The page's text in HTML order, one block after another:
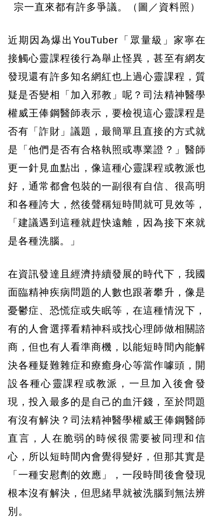
宗一直來都有許多爭議。（圖／資料照）
近期因為爆出YouTuber「眾量級」家寧在
接觸心靈課程後行為舉止怪異，甚至有網友
發現還有許多知名網紅也上過心靈課程，質
疑是否變相「加入邪教」呢？司法精神醫學
權威王俸鋼醫師表示，要檢視這心靈課程是
否有「詐財」議題，最簡單且直接的方式就
是「他們是否有合格執照或專業證？」醫師
更一針見血點出，像這種心靈課程或教派也
好，通常都會包裝的一副很有自信、很高明
和各種誇大，然後聲稱短時間就可見效等，
「建議遇到這種就趕快遠離，因為接下來就
是各種洗腦。」
在資訊發達且經濟持續發展的時代下，我國
面臨精神疾病問題的人數也跟著攀升，像是
憂鬱症、恐慌症或失眠等，在這種情況下，
有的人會選擇看精神科或找心理師做相關諮
商，但也有人看準商機，以能短時間內能解
決各種疑難雜症和療癒身心等當作噱頭，開
設各種心靈課程或教派，一旦加入後會發
現，投入最多的是自己的血汗錢，至於問題
有沒有解決？司法精神醫學權威王俸鋼醫師
直言，人在脆弱的時候很需要被同理和信
心，所以短時間內會覺得變好，但那其實是
「一種安慰劑的效應」，一段時間後會發現
根本沒有解決，但思緒早就被洗腦到無法辨
別。